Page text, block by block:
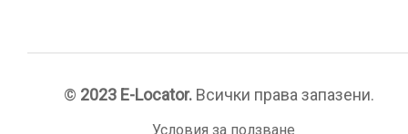
© 2023 E-Locator.Всички права запазени.
Условия за ползване